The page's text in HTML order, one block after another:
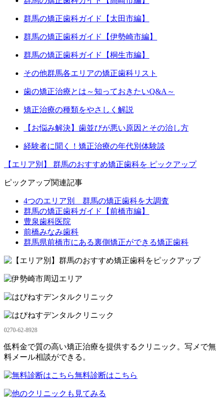
群馬の矯正歯科ガイド【太田市編】
群馬の矯正歯科ガイド【伊勢崎市編】
群馬の矯正歯科ガイド【桐生市編】
その他群馬各エリアの矯正歯科リスト
歯の矯正治療とは～知っておきたいQ&A～
矯正治療の種類をやさしく解説
【お悩み解決】歯並びが悪い原因とその治し方
経験者に聞く！矯正治療の年代別体験談
【エリア別】 群馬のおすすめ矯正歯科を ピックアップ
ピックアップ関連記事
4つのエリア別 群馬の矯正歯科を大調査
群馬の矯正歯科ガイド【前橋市編】
豊泉歯科医院
前橋みなみ歯科
群馬県前橋市にある裏側矯正ができる矯正歯科
0270-62-8928
低料金で質の高い矯正治療を提供するクリニック。写メで無
料メール相談ができる。
無料診断はこちら